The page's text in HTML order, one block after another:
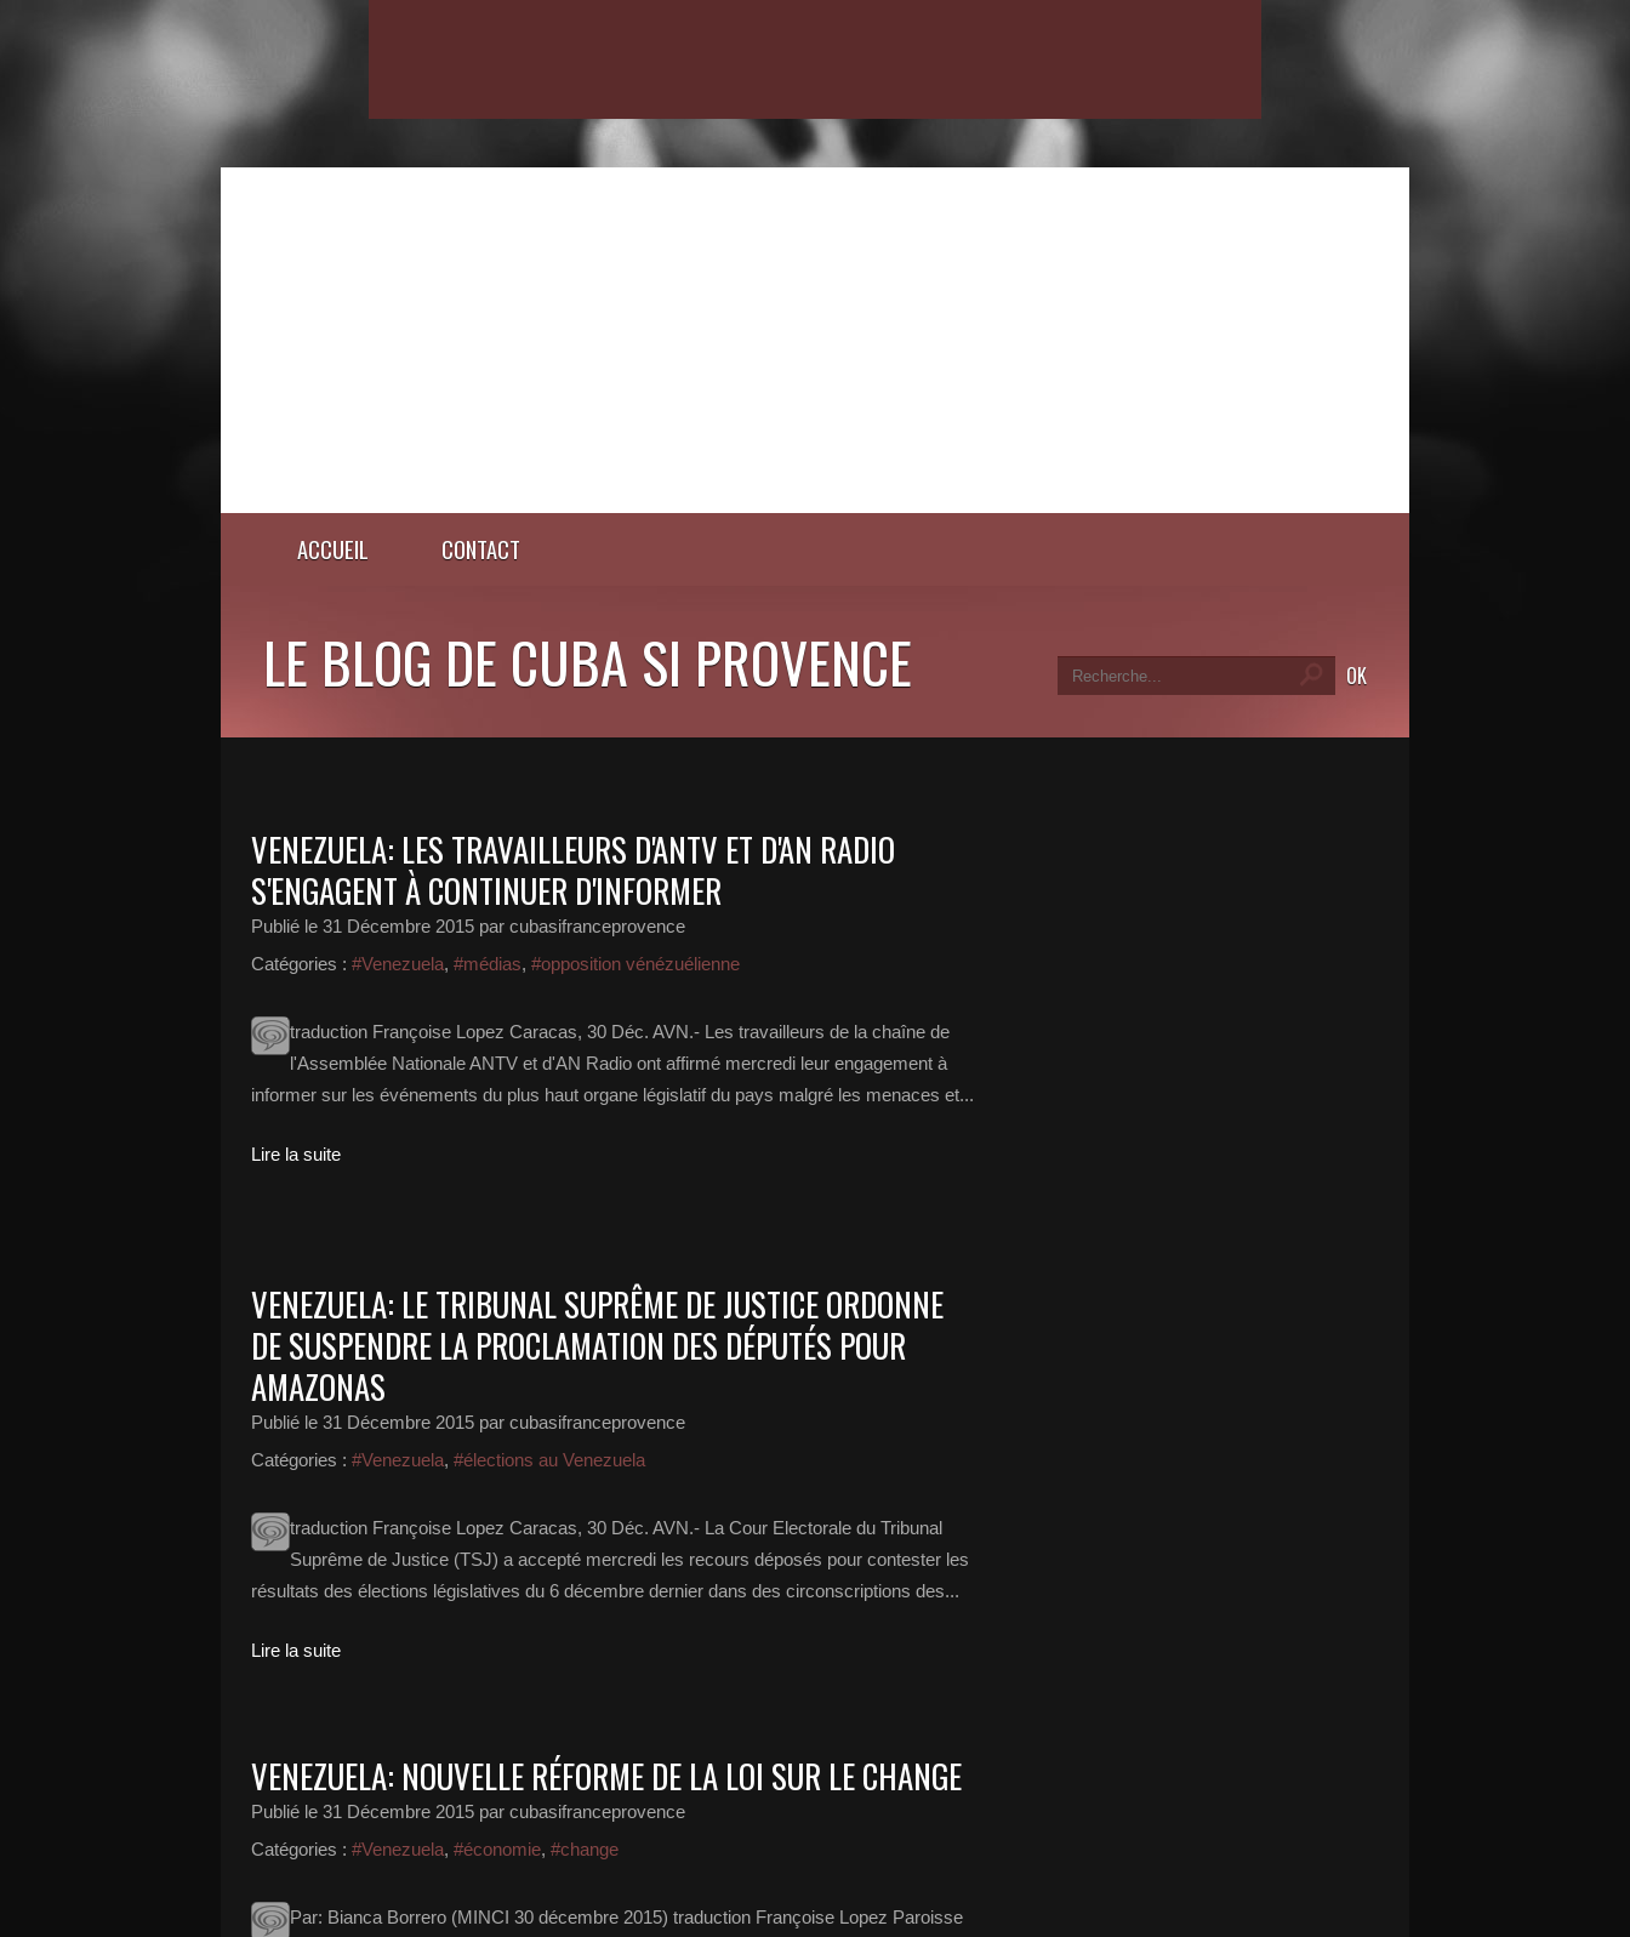
ACCUEIL CONTACT
LE BLOG DE CUBA SI PROVENCE
VENEZUELA: LES TRAVAILLEURS D'ANTV ET D'AN RADIO
S'ENGAGENT À CONTINUER D'INFORMER
Publié le 31 Décembre 2015 par cubasifranceprovence
Catégories : #Venezuela, #médias, #opposition vénézuélienne
traduction Françoise Lopez Caracas, 30 Déc. AVN.- Les travailleurs de la chaîne de
l'Assemblée Nationale ANTV et d'AN Radio ont affirmé mercredi leur engagement à
informer sur les événements du plus haut organe législatif du pays malgré les menaces et...
Lire la suite
VENEZUELA: LE TRIBUNAL SUPRÊME DE JUSTICE ORDONNE
DE SUSPENDRE LA PROCLAMATION DES DÉPUTÉS POUR
AMAZONAS
Publié le 31 Décembre 2015 par cubasifranceprovence
Catégories : #Venezuela, #élections au Venezuela
traduction Françoise Lopez Caracas, 30 Déc. AVN.- La Cour Electorale du Tribunal
Suprême de Justice (TSJ) a accepté mercredi les recours déposés pour contester les
résultats des élections législatives du 6 décembre dernier dans des circonscriptions des...
Lire la suite
VENEZUELA: NOUVELLE RÉFORME DE LA LOI SUR LE CHANGE
Publié le 31 Décembre 2015 par cubasifranceprovence
Catégories : #Venezuela, #économie, #change
Par: Bianca Borrero (MINCI 30 décembre 2015) traduction Françoise Lopez Paroisse